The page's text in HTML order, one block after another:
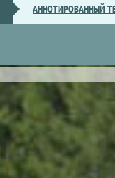
АННОТИРОВАННЫЙ